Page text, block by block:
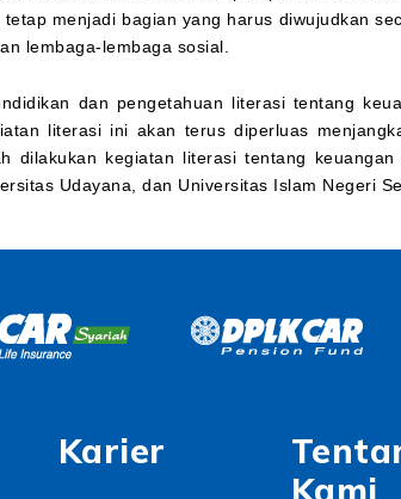
menjadi bagian yang harus diwujudkan
lembaga-lembaga sosial.
dan pengetahuan literasi tentang
literasi ini akan terus diperluas
dilakukan kegiatan literasi tentang
Udayana, dan Universitas Islam Negeri
Karier
Kami